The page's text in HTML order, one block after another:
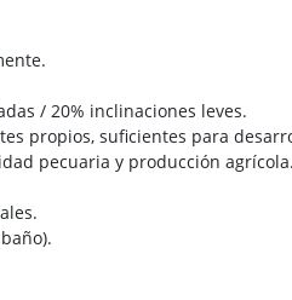
/ 20% inclinaciones leves.
propios, suficientes para
pecuaria y producción